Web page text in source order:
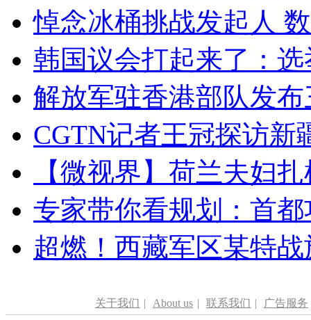
悼念冰桶挑战发起人
韩国议会打起来了：
解放军驻香港部队发
CGTN记者王冠探访新
【微视界】荷兰夫妇
专家带你看规划：首
超燃！西藏军区某特
关于我们 | About us | 联系我们 | 广告服务